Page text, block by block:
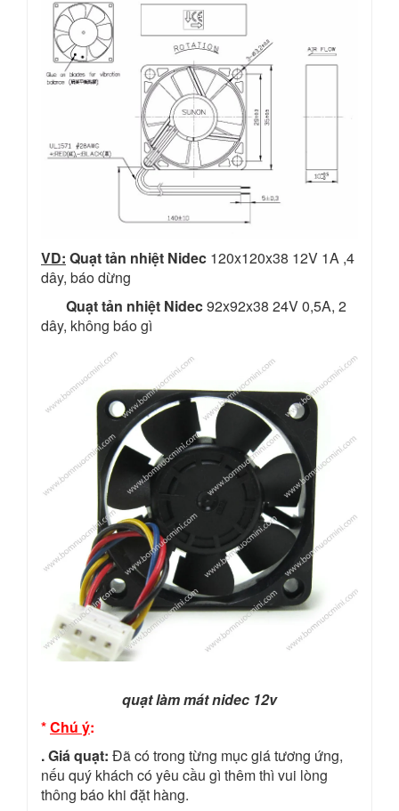
VD: Quạt tản nhiệt Nidec 120x120x38 12V 1A ,4
dây, báo dừng
Quạt tản nhiệt Nidec92x92x38 24V 0,5A, 2
dây, không báo gì
quạt làm mát nidec 12v
*Chú ý:
. Giá quạt: Đã có trong từng mục giá tương ứng,
nếu quý khách có yêu cầu gì thêm thì vui lòng
thông báo khi đặt hàng.